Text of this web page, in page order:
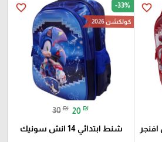
favorite_border
favorite_border -33%
كولكشن 2026
30 ₪ 20 ₪
شنط ابتدائي 14 انش سونيك